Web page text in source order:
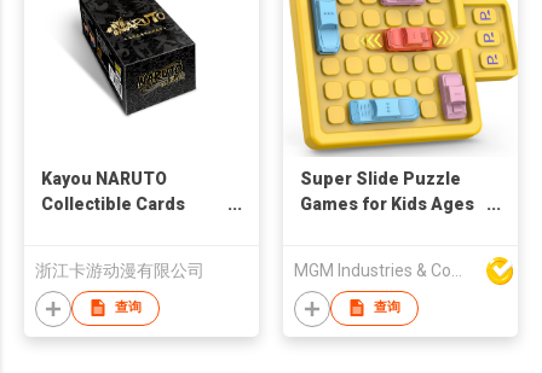
Kayou NARUTO
Collectible Cards
浙江卡游动漫有限公司
查询
Super Slide Puzzle
Games for Kids Ages
Travel Games for
Adult Interactive
Fidget Toys
查询